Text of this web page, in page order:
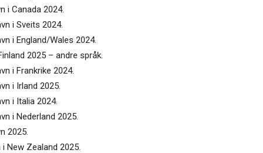
i Canada 2024.
i Sveits 2024.
i England/Wales 2024.
2025 – andre språk.
i Frankrike 2024.
i Irland 2025.
i Italia 2024.
i Nederland 2025.
2025.
New Zealand 2025.